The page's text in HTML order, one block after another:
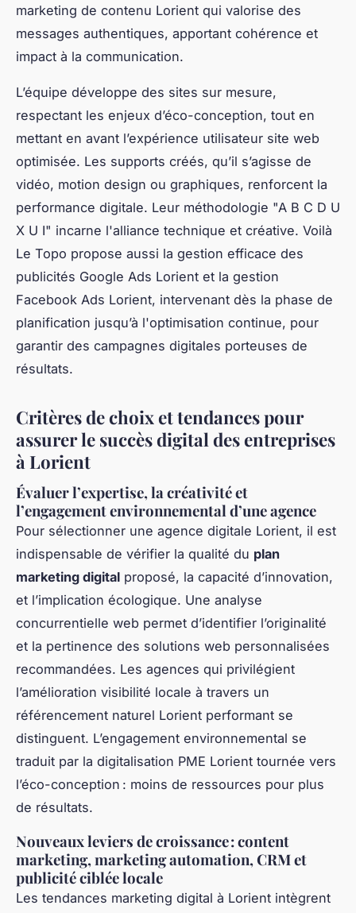
marketing de contenu Lorient qui valorise des
messages authentiques, apportant cohérence et
impact à la communication.
L’équipe développe des sites sur mesure,
respectant les enjeux d’éco-conception, tout en
mettant en avant l’expérience utilisateur site web
optimisée. Les supports créés, qu’il s’agisse de
vidéo, motion design ou graphiques, renforcent la
performance digitale. Leur méthodologie "A B C D U
X U I" incarne l'alliance technique et créative. Voilà
Le Topo propose aussi la gestion efficace des
publicités Google Ads Lorient et la gestion
Facebook Ads Lorient, intervenant dès la phase de
planification jusqu’à l'optimisation continue, pour
garantir des campagnes digitales porteuses de
résultats.
Critères de choix et tendances pour
assurer le succès digital des entreprises
à Lorient
Évaluer l’expertise, la créativité et
l’engagement environnemental d’une agence
Pour sélectionner une agence digitale Lorient, il est
indispensable de vérifier la qualité du plan
marketing digital proposé, la capacité d’innovation,
et l’implication écologique. Une analyse
concurrentielle web permet d’identifier l’originalité
et la pertinence des solutions web personnalisées
recommandées. Les agences qui privilégient
l’amélioration visibilité locale à travers un
référencement naturel Lorient performant se
distinguent. L’engagement environnemental se
traduit par la digitalisation PME Lorient tournée vers
l’éco-conception : moins de ressources pour plus
de résultats.
Nouveaux leviers de croissance : content
marketing, marketing automation, CRM et
publicité ciblée locale
Les tendances marketing digital à Lorient intègrent